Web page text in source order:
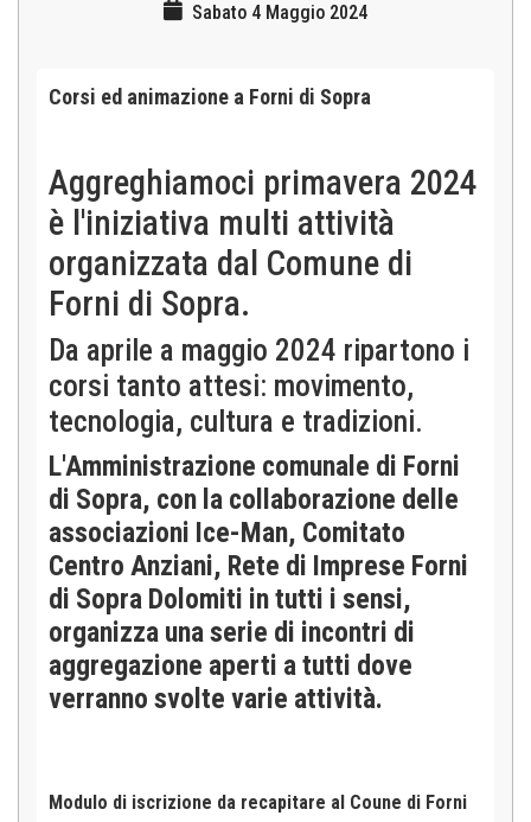
Sabato 4 Maggio 2024
Corsi ed animazione a Forni di Sopra
Aggreghiamoci primavera 2024
è l'iniziativa multi attività
organizzata dal Comune di
Forni di Sopra.
Da aprile a maggio 2024 ripartono i
corsi tanto attesi: movimento,
tecnologia, cultura e tradizioni.
L'Amministrazione comunale di Forni
di Sopra, con la collaborazione delle
associazioni Ice-Man, Comitato
Centro Anziani, Rete di Imprese Forni
di Sopra Dolomiti in tutti i sensi,
organizza una serie di incontri di
aggregazione aperti a tutti dove
verranno svolte varie attività.
Modulo di iscrizione da recapitare al Coune di Forni